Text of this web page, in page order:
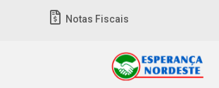
Notas Fiscais